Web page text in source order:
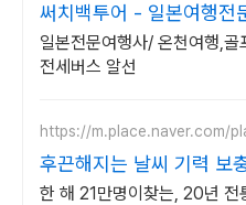
써치백투어 - 일본여행전
일본전문여행사/ 온천여행,
전세버스 알선
https://m.place.naver.com/
후끈해지는 날씨 기력 보
꼬리곰탕
한 해 21만명이찾는, 20년 전